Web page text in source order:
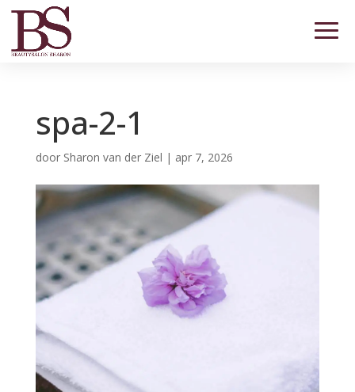
spa-2-1
door Sharon van der Ziel | apr 7, 2026